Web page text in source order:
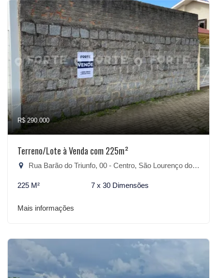
R$ 290.000
Terreno/Lote à Venda com 225m²
Rua Barão do Triunfo, 00 - Centro, São Lourenço do Sul-RS
225 M² 7 x 30 Dimensões
Mais informações